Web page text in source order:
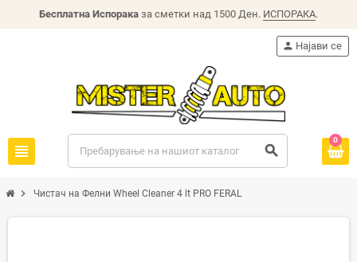
Бесплатна Испорака за сметки над 1500 Ден. ИСПОРАКА.
view_headline search
person Најави се
0
chevron_right Чистач на Фелни Wheel Cleaner 4 lt PRO FERAL